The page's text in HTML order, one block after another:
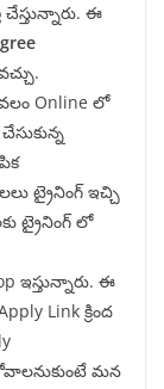
ఈ
Online లో
ట్రైనింగ్ ఇచ్చి
ట్రైనింగ్ లో
ఇస్తున్నారు. ఈ
Link క్రింద
మన